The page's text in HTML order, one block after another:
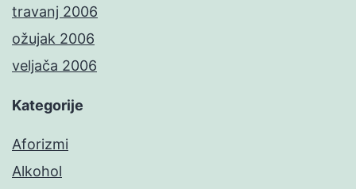
travanj 2006
ožujak 2006
veljača 2006
Kategorije
Aforizmi
Alkohol